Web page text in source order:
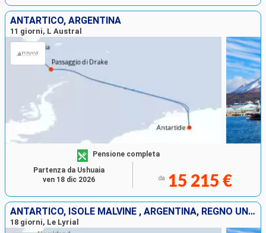
ANTARTICO, ARGENTINA
11 giorni, L Austral
Pensione completa
da 15 215 €
Partenza da Ushuaia
ven 18 dic 2026
ANTARTICO, ISOLE MALVINE , ARGENTINA, REGNO UNITO
18 giorni, Le Lyrial